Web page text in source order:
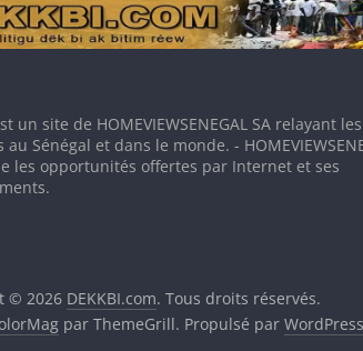
un site de HOMEVIEWSENEGAL SA relayant les
Sénégal et dans le monde. -
les opportunités offertes par Internet et ses
© 2026 DEKKBI.com. Tous droits réservés.
par ThemeGrill. Propulsé par WordPress